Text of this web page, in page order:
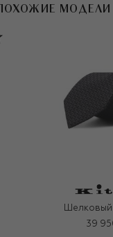
ПОХОЖИЕ МОДЕЛИ
Шелковый
39